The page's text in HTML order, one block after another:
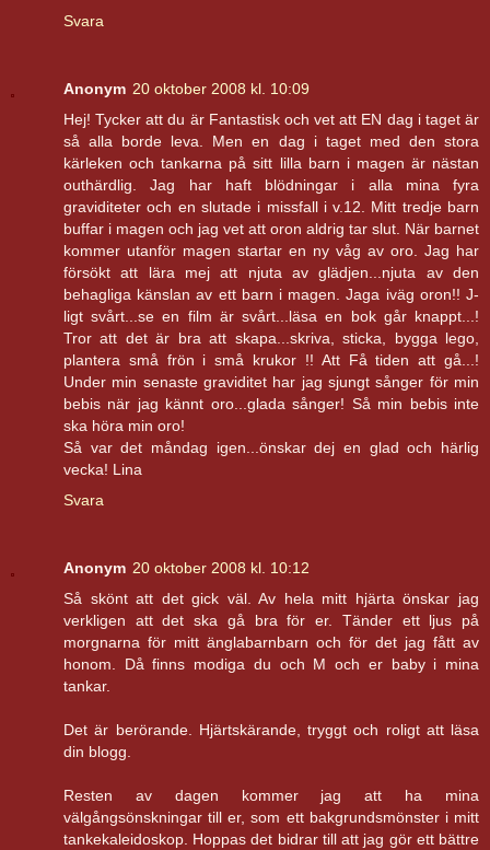
Svara
Anonym 20 oktober 2008 kl. 10:09
Hej! Tycker att du är Fantastisk och vet att EN dag i taget är
så alla borde leva. Men en dag i taget med den stora
kärleken och tankarna på sitt lilla barn i magen är nästan
outhärdlig. Jag har haft blödningar i alla mina fyra
graviditeter och en slutade i missfall i v.12. Mitt tredje barn
buffar i magen och jag vet att oron aldrig tar slut. När barnet
kommer utanför magen startar en ny våg av oro. Jag har
försökt att lära mej att njuta av glädjen...njuta av den
behagliga känslan av ett barn i magen. Jaga iväg oron!! J-
ligt svårt...se en film är svårt...läsa en bok går knappt...!
Tror att det är bra att skapa...skriva, sticka, bygga lego,
plantera små frön i små krukor !! Att Få tiden att gå...!
Under min senaste graviditet har jag sjungt sånger för min
bebis när jag kännt oro...glada sånger! Så min bebis inte
ska höra min oro!
Så var det måndag igen...önskar dej en glad och härlig
vecka! Lina
Svara
Anonym 20 oktober 2008 kl. 10:12
Så skönt att det gick väl. Av hela mitt hjärta önskar jag
verkligen att det ska gå bra för er. Tänder ett ljus på
morgnarna för mitt änglabarnbarn och för det jag fått av
honom. Då finns modiga du och M och er baby i mina
tankar.
Det är berörande. Hjärtskärande, tryggt och roligt att läsa
din blogg.
Resten av dagen kommer jag att ha mina
välgångsönskningar till er, som ett bakgrundsmönster i mitt
tankekaleidoskop. Hoppas det bidrar till att jag gör ett bättre